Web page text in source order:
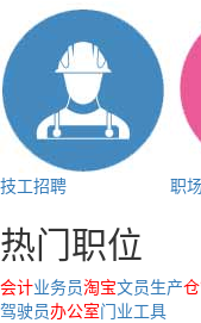
技工招聘 职
热门职位
会计业务员淘宝文员生产
驾驶员办公室门业工具